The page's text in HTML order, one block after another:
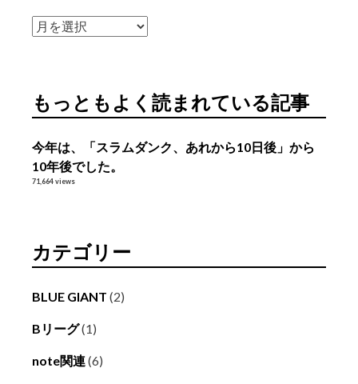
ア
ブ
もっともよく読まれている記事
今年は、「スラムダンク、あれから10日後」から
10年後でした。
71,664 views
カテゴリー
BLUE GIANT (2)
Bリーグ(1)
note関連(6)